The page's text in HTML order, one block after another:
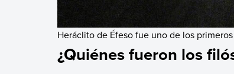
Heráclito de Éfeso fue uno de los
¿Quiénes fueron los